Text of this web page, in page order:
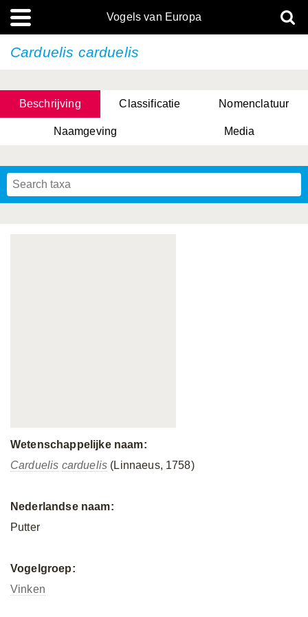
Vogels van Europa
Carduelis carduelis
Beschrijving Classificatie Nomenclatuur
Naamgeving Media
Wetenschappelijke naam:
Carduelis carduelis (Linnaeus, 1758)
Nederlandse naam:
Putter
Vogelgroep:
Vinken